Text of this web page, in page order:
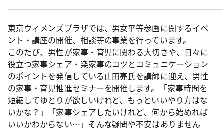
東京ウィメンズプラザでは、男女平等参画に関するイベ
ント・講座の開催、相談等の事業を行っています。
このたび、男性が家事・育児に関わる大切さや、日々に
役立つ家事シェア・楽家事のコツとコミュニケーション
のポイントを発信している山田亮氏を講師に迎え、男性
の家事・育児推進セミナーを開催します。「家事時間を
短縮してゆとりが欲しいけれど、もっといいやり方はな
いかな？」「家事シェアしたいけれど、何から始めれば
いいかわからない…」そんな疑問や不安はありません